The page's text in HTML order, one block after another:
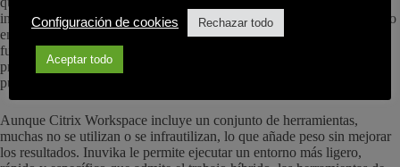
inteligente, actualizaciones más ágiles y un acceso simplificado basado
en roles. Inuvika apoya este movimiento, no prometiendo funciones
futuristas, sino facilitando lo fundamental y garantizando que pueda
proteger sus datos para que no pasen a formar parte del dominio
público.
Aunque Citrix Workspace incluye un conjunto de herramientas,
muchas no se utilizan o se infrautilizan, lo que añade peso sin mejorar
los resultados. Inuvika le permite ejecutar un entorno más ligero,
Configuración de cookies Rechazar todo
Aceptar todo